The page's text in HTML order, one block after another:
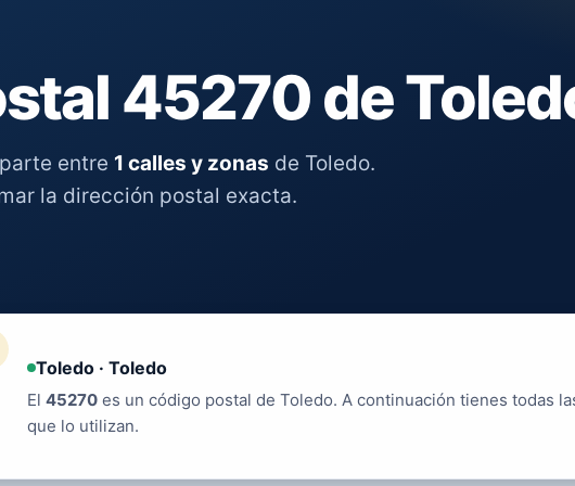
45270 de
entre 1 calles y zonas de Toledo.
la dirección postal exacta.
Toledo · Toledo
El 45270 es un código postal de Toledo. A continuación tienes todas
que lo utilizan.